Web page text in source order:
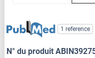
1 reference
N° du produit